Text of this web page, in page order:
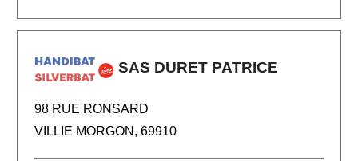
SAS DURET PATRICE
98 RUE RONSARD
VILLIE MORGON, 69910